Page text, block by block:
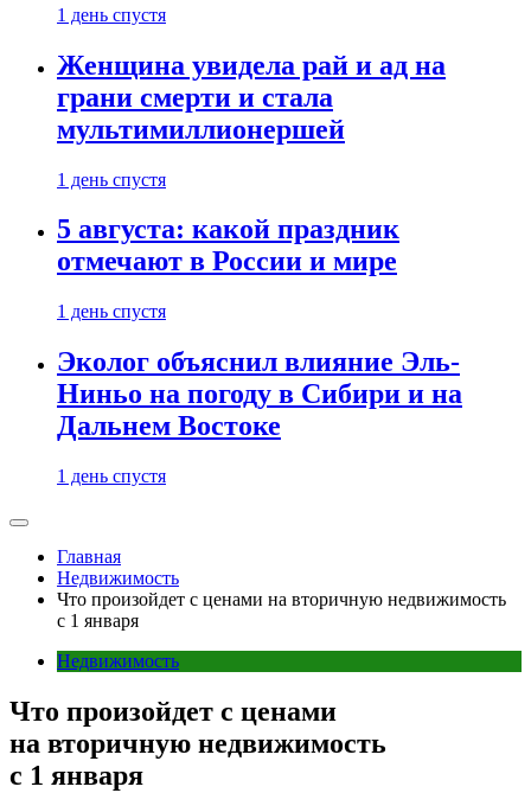
1 день спустя
Женщина увидела рай и ад на
грани смерти и стала
мультимиллионершей
1 день спустя
5 августа: какой праздник
отмечают в России и мире
1 день спустя
Эколог объяснил влияние Эль-
Ниньо на погоду в Сибири и на
Дальнем Востоке
1 день спустя
Главная
Недвижимость
Что произойдет с ценами на вторичную недвижимость
с 1 января
Недвижимость
Что произойдет с ценами
на вторичную недвижимость
с 1 января